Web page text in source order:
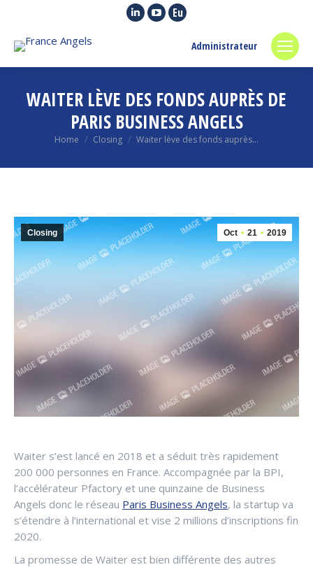
Linkedin
in
window
YouTube
in
window
Euroquity
opens
in
window
Administrateur
WAITER LÈVE DES FONDS AUPRÈS DE
PARIS BUSINESS ANGELS
You are here:
Home Closing Waiter lève des fonds auprès…
Oct 21 2019
Closing
Waiter s’est lancé en 2018 et a séduit très rapidement
200 000 personnes en France. Accompagnée par la BPI,
l’accélérateur Pfactory et une quinzaine de Business
Angels donc le réseau Paris Business Angels, la startup va
s’étendre à l’international et vise 2 millions d’inscriptions fin
2020.
La promesse de Waiter est bien différente des autres